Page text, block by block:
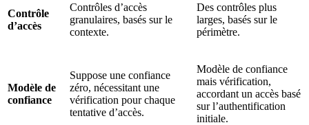
Contrôle
d’accès
Contrôles d’accès
granulaires, basés sur le
contexte.
Des contrôles plus
larges, basés sur le
périmètre.
Modèle de
confiance
Suppose une confiance
zéro, nécessitant une
vérification pour chaque
tentative d’accès.
Modèle de confiance
mais vérification,
accordant un accès basé
sur l’authentification
initiale.